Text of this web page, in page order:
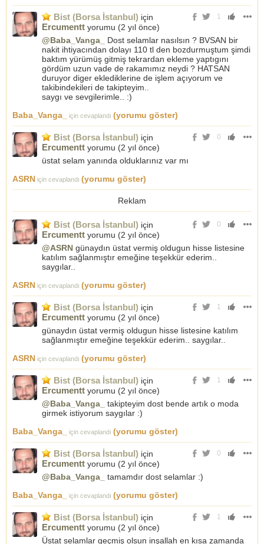
1
Bist (Borsa İstanbul) için
Ercumentt yorumu (2 yıl önce)
@Baba_Vanga_
Dost selamlar nasılsın ? BVSAN bir
nakit ihtiyacından dolayı 110 tl den bozdurmuştum şimdi
baktım yürümüş gitmiş tekrardan ekleme yaptıgını
gördüm uzun vade de rakamımız neydi ? HATSAN
duruyor diger eklediklerine de işlem açıyorum ve
takibindekileri de takipteyim..
saygı ve sevgilerimle.. :)
Baba_Vanga_
için cevaplandı (yorumu göster)
0
Bist (Borsa İstanbul) için
Ercumentt yorumu (2 yıl önce)
üstat selam yanında olduklarınız var mı
ASRN için cevaplandı (yorumu göster)
Reklam
0
Bist (Borsa İstanbul) için
Ercumentt yorumu (2 yıl önce)
@ASRN günaydın üstat vermiş oldugun hisse listesine
katılım sağlanmıştır emeğine teşekkür ederim..
saygılar..
ASRN için cevaplandı (yorumu göster)
1
Bist (Borsa İstanbul) için
Ercumentt yorumu (2 yıl önce)
günaydın üstat vermiş oldugun hisse listesine katılım
sağlanmıştır emeğine teşekkür ederim.. saygılar..
ASRN için cevaplandı (yorumu göster)
1
Bist (Borsa İstanbul) için
Ercumentt yorumu (2 yıl önce)
@Baba_Vanga_
takipteyim dost bende artık o moda
girmek istiyorum saygılar :)
Baba_Vanga_
için cevaplandı (yorumu göster)
0
Bist (Borsa İstanbul) için
Ercumentt yorumu (2 yıl önce)
@Baba_Vanga_
tamamdır dost selamlar :)
Baba_Vanga_
için cevaplandı (yorumu göster)
1
Bist (Borsa İstanbul) için
Ercumentt yorumu (2 yıl önce)
Üstat selamlar geçmiş olsun inşallah en kısa zamanda